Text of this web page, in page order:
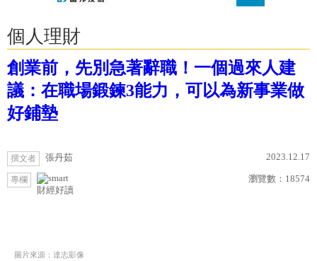
個人理財
創業前，先別急著辭職！一個過來人建
議：在職場鍛鍊3能力，可以為新事業做
好鋪墊
撰文者 張丹茹 2023.12.17
專欄
財經好讀
瀏覽數： 18574
圖片來源：達志影像